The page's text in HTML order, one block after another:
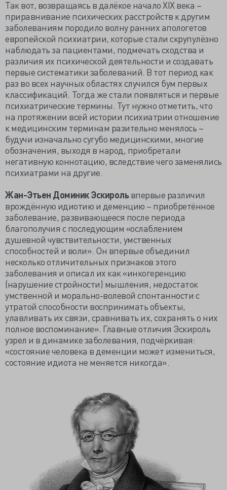
Так вот, возвращаясь в далёкое начало XIX века –
приравнивание психических расстройств к другим
заболеваниям породило волну ранних апологетов
европейской психиатрии, которые стали скрупулёзно
наблюдать за пациентами, подмечать сходства и
различия их психической деятельности и создавать
первые систематики заболеваний. В тот период как
раз во всех научных областях случился бум первых
классификаций. Тогда же стали появляться и первые
психиатрические термины. Тут нужно отметить, что
на протяжении всей истории психиатрии отношение
к медицинским терминам разительно менялось –
будучи изначально сугубо медицинскими, многие
обозначения, выходя в народ, приобретали
негативную коннотацию, вследствие чего заменялись
психиатрами на другие.
Жан-Этьен Доминик Эскирольвпервые различил
врождённую идиотию и деменцию – приобретённое
заболевание, развивающееся после периода
благополучия с последующим «ослаблением
душевной чувствительности, умственных
способностей и воли». Он впервые объединил
несколько отличительных признаков этого
заболевания и описал их как «инкогеренцию
(нарушение стройности) мышления, недостаток
умственной и морально-волевой спонтанности с
утратой способности воспринимать объекты,
улавливать их связи, сравнивать их, сохранять о них
полное воспоминание». Главные отличия Эскироль
узрел и в динамике заболевания, подчёркивая:
«состояние человека в деменции может измениться,
состояние идиота не меняется никогда».